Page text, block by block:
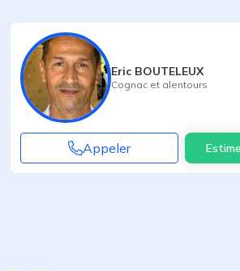
Eric BOUTELEUX
Cognac et alentours
Appeler